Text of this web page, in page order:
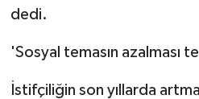
dedi.
'Sosyal temasın azalması
İstifçiliğin son yıllarda